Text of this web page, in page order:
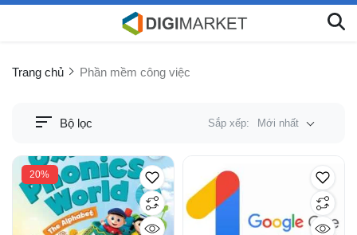
Trang chủ Phần mềm công việc
Bộ lọc Sắp xếp: Mới nhất
20%